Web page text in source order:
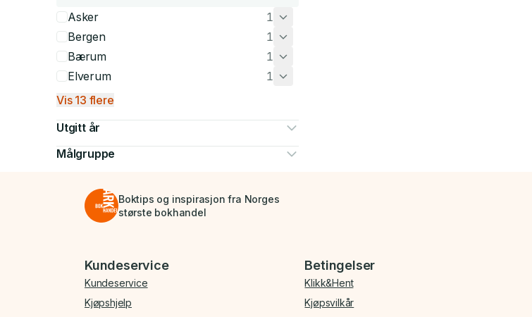
Asker
1
Bergen
1
Bærum
1
Elverum
1
Vis 13 flere
Utgitt år
Målgruppe
Boktips og inspirasjon fra Norges
største bokhandel
Bunnmeny
Kundeservice
Kundeservice
Kjøpshjelp
Betingelser
Klikk&Hent
Kjøpsvilkår